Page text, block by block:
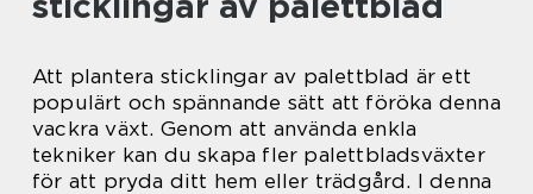
Att plantera sticklingar av palettblad är ett
populärt och spännande sätt att föröka denna
vackra växt. Genom att använda enkla
tekniker kan du skapa fler palettbladsväxter
för att pryda ditt hem eller trädgård. I denna